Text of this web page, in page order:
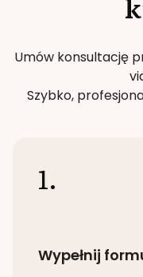
Umów konsultację
Szybko,
1.
Wypełnij